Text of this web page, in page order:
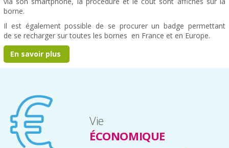
borne.
Il est également possible de se procurer un badge permettant
de se recharger sur toutes les bornes en France et en Europe.
En savoir plus
Vie
ÉCONOMIQUE